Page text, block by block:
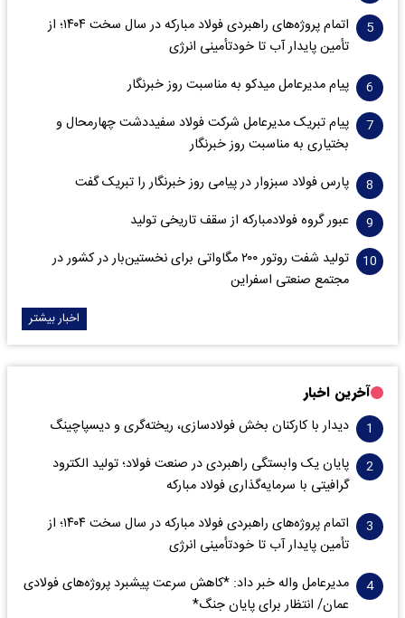
اتمام پروژه‌های راهبردی فولاد مبارکه در سال سخت ۱۴۰۴؛ از
تأمین پایدار آب تا خودتأمینی انرژی
پیام مدیرعامل میدکو به مناسبت روز خبرنگار
پیام تبریک مدیرعامل شرکت فولاد سفیددشت چهارمحال و
بختیاری به مناسبت روز خبرنگار
پارس فولاد سبزوار در پیامی روز خبرنگار را تبریک گفت
عبور گروه فولادمبارکه از سقف تاریخی تولید
تولید شفت روتور ۲۰۰ مگاواتی برای نخستین‌بار در کشور در
مجتمع صنعتی اسفراین
اخبار بیشتر
آخرین اخبار
دیدار با کارکنان بخش فولادسازی، ریخته‌گری و دیسپاچینگ
پایان یک وابستگی راهبردی در صنعت فولاد؛ تولید الکترود
گرافیتی با سرمایه‌گذاری فولاد مبارکه
اتمام پروژه‌های راهبردی فولاد مبارکه در سال سخت ۱۴۰۴؛ از
تأمین پایدار آب تا خودتأمینی انرژی
مدیرعامل واله خبر داد: *کاهش سرعت پیشبرد پروژه‌های فولادی
عمان/ انتظار برای پایان جنگ*